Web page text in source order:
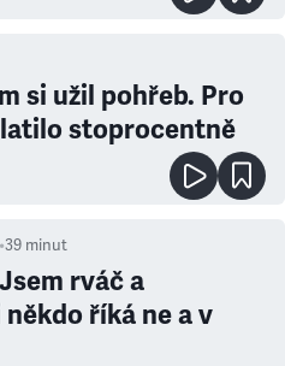
si užil pohřeb. Pro
stoprocentně
•39 minut
rváč a
říká ne a v